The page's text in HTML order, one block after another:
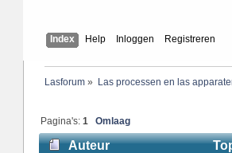
Index Help Inloggen Registreren
Lasforum» Las processen en las
Pagina's:1 Omlaag
Auteur